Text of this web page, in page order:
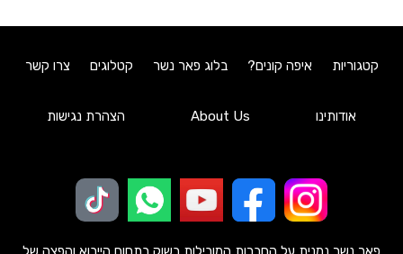
קטגוריות איפה קונים? בלוג פאר נשר קטלוגים צרו קשר
אודותינו About Us הצהרת נגישות